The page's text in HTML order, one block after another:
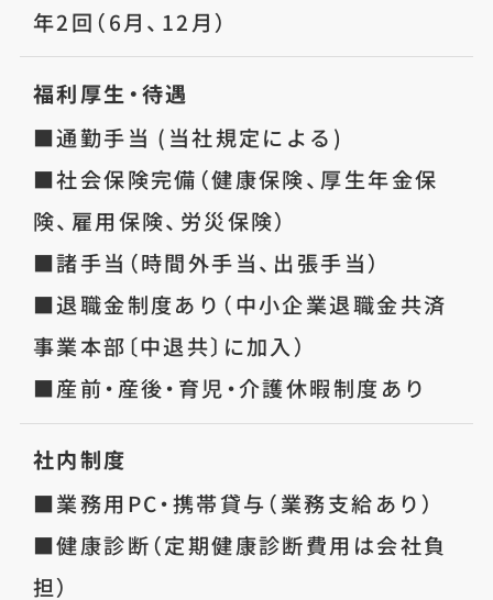
年2回（6月、12月）
福利厚生・待遇
■通勤手当 (当社規定による)
■社会保険完備（健康保険、厚生年金保
険、雇用保険、労災保険）
■諸手当（時間外手当、出張手当）
■退職金制度あり（中小企業退職金共済
事業本部〔中退共〕に加入）
■産前・産後・育児・介護休暇制度あり
社内制度
■業務用PC・携帯貸与（業務支給あり）
■健康診断（定期健康診断費用は会社負
担）